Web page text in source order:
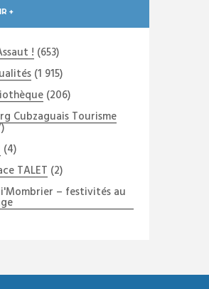
+
! (653)
(1 915)
(206)
Cubzaguais Tourisme
(4)
TALET (2)
– festivités au